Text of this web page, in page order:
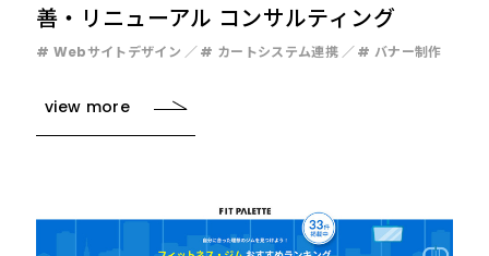
善・リニューアル コンサルティング
# Webサイトデザイン # カートシステム連携 # バナー制作
view more